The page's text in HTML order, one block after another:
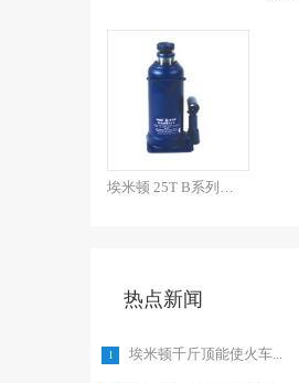
埃米顿 25T B系列焊接...
热点新闻
1 埃米顿千斤顶能使火车...